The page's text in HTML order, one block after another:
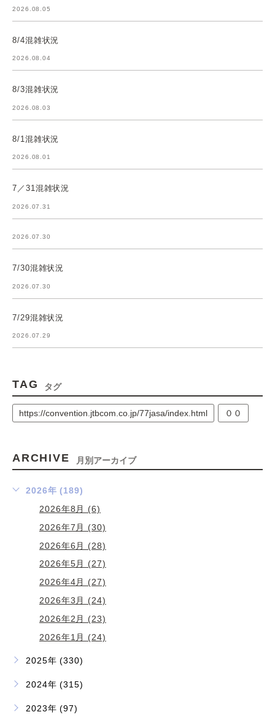
2026.08.05
8/4混雑状況
2026.08.04
8/3混雑状況
2026.08.03
8/1混雑状況
2026.08.01
7／31混雑状況
2026.07.31
2026.07.30
7/30混雑状況
2026.07.30
7/29混雑状況
2026.07.29
TAG タグ
https://convention.jtbcom.co.jp/77jasa/index.html ００
ARCHIVE 月別アーカイブ
2026年 (189)
2026年8月 (6)
2026年7月 (30)
2026年6月 (28)
2026年5月 (27)
2026年4月 (27)
2026年3月 (24)
2026年2月 (23)
2026年1月 (24)
2025年 (330)
2024年 (315)
2023年 (97)